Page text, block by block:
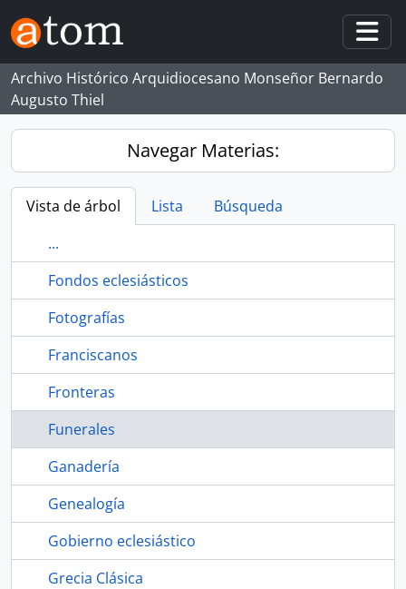
Skip to main content
Archivo Histórico Arquidiocesano Monseñor Bernardo
Augusto Thiel
Navegar Materias:
Vista de árbol Lista
Búsqueda
...
Fondos eclesiásticos
Fotografías
Franciscanos
Fronteras
Funerales
Ganadería
Genealogía
Gobierno eclesiástico
Grecia Clásica